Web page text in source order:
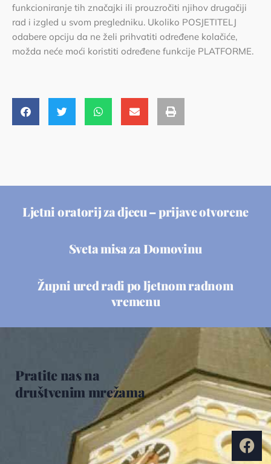
funkcioniranje tih značajki ili prouzročiti njihov drugačiji
rad i izgled u svom pregledniku. Ukoliko POSJETITELJ
odabere opciju da ne želi prihvatiti određene kolačiće,
možda neće moći koristiti određene funkcije PLATFORME.
Ljetni oratorij za djecu – prijave otvorene
Sveta misa za Domovinu
Župni ured radi po ljetnom radnom
vremenu
Pratite nas na
društvenim mrežama